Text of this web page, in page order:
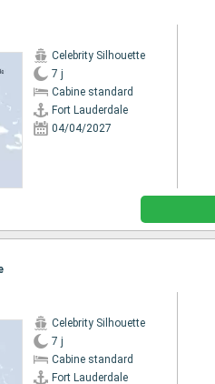
Celebrity Silhouette
7 j
Cabine standard
Fort Lauderdale
04/04/2027
Celebrity Silhouette
7 j
Cabine standard
Fort Lauderdale